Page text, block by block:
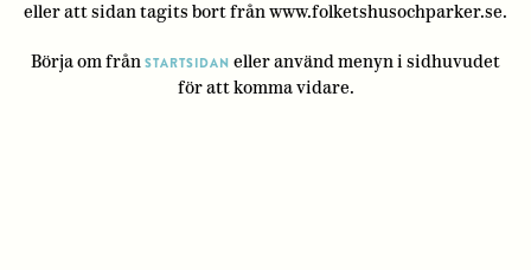
eller att sidan tagits bort från www.folketshusochparker.se.
Börja om från STARTSIDAN eller använd menyn i sidhuvudet
för att komma vidare.